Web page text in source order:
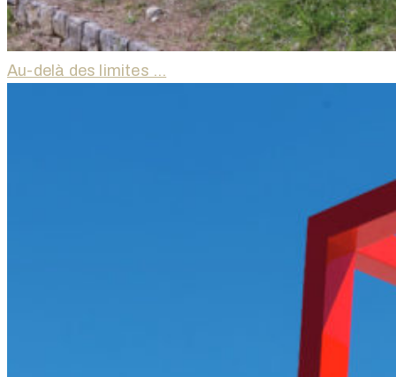
Au-delà des limites …